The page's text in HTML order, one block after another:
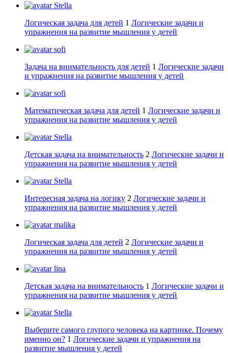
Stella
Логическая задача для детей 1 Логические задачи и
упражнения на развитие мышления у детей
sofi
Задача на внимательность для детей 1 Логические задачи
и упражнения на развитие мышления у детей
sofi
Математическая задача для детей 1 Логические задачи и
упражнения на развитие мышления у детей
Stella
Детская задача на внимательность 2 Логические задачи и
упражнения на развитие мышления у детей
Stella
Интересная задача на логику 2 Логические задачи и
упражнения на развитие мышления у детей
malika
Логическая задача для детей 2 Логические задачи и
упражнения на развитие мышления у детей
lina
Детская задача на внимательность 1 Логические задачи и
упражнения на развитие мышления у детей
Stella
Выберите самого глупого человека на картинке. Почему
именно он? 1 Логические задачи и упражнения на
развитие мышления у детей